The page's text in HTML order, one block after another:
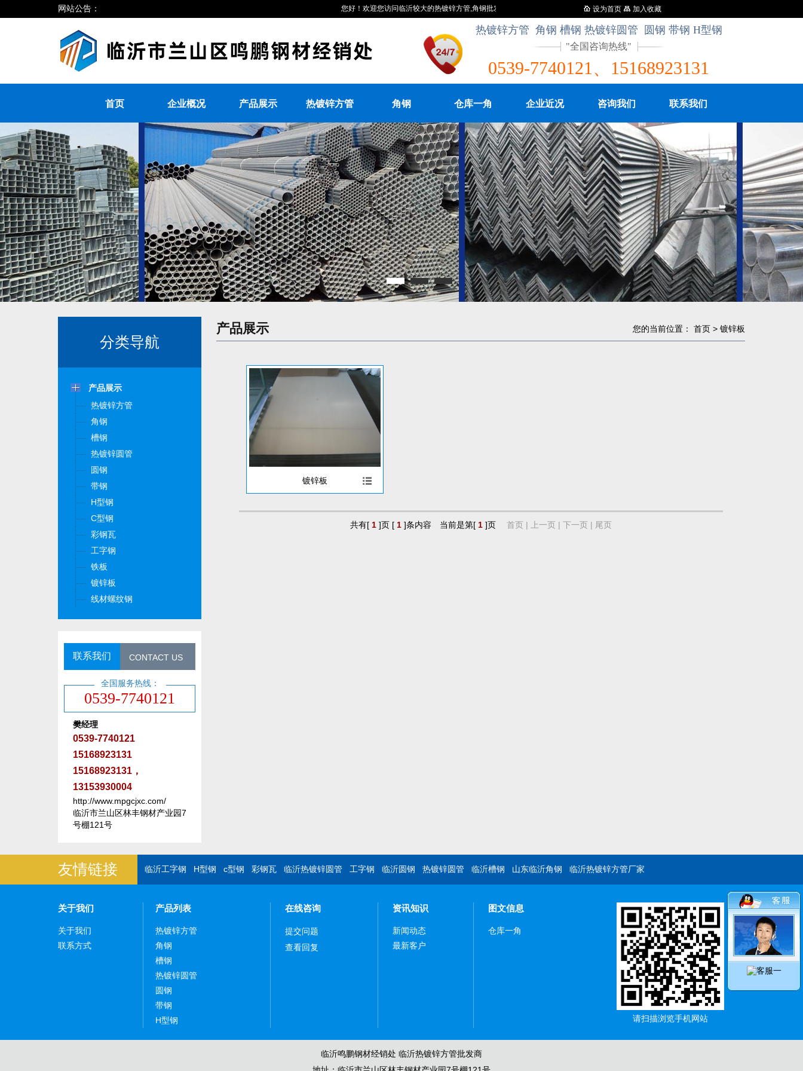
网站公告： 您好！欢迎您访问临沂较大的热镀锌方管,角钢批发商网站,临沂鸣鹏钢材经销处. 设为首页 加入收藏
热镀锌方管 角钢 槽钢 热镀锌圆管 圆钢 带钢 H型钢
全国咨询热线
0539-7740121、15168923131
首页 企业概况 产品展示 热镀锌方管 角钢 仓库一角 企业近况 咨询我们 联系我们
分类导航
产品展示
热镀锌方管
角钢
槽钢
热镀锌圆管
圆钢
带钢
H型钢
C型钢
彩钢瓦
工字钢
铁板
镀锌板
线材螺纹钢
联系我们 CONTACT US
0539-7740121
全国服务热线：
樊经理
0539-7740121
15168923131
15168923131，
13153930004
http://www.mpgcjxc.com/
临沂市兰山区林丰钢材产业园7
号棚121号
产品展示 您的当前位置： 首页 > 镀锌板
镀锌板
共有[ 1]页 [ 1]条内容 当前是第[ 1]页 首页 | 上一页 | 下一页 | 尾页
友情链接 临沂工字钢 H型钢 c型钢 彩钢瓦 临沂热镀锌圆管 工字钢 临沂圆钢 热镀锌圆管 临沂槽钢 山东临沂角钢 临沂热镀锌方管厂家
关于我们
关于我们
联系方式
产品列表
热镀锌方管
角钢
槽钢
热镀锌圆管
圆钢
带钢
H型钢
在线咨询
提交问题
查看回复
资讯知识
新闻动态
最新客户
图文信息
仓库一角
请扫描浏览手机网站
临沂鸣鹏钢材经销处 临沂热镀锌方管批发商